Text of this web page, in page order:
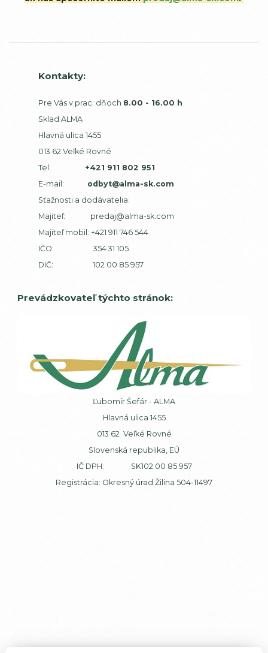
Kontakty:
Pre Vás v prac. dňoch 8.00 - 16.00 h
Sklad ALMA
Hlavná ulica 1455
013 62 Veľké Rovné
Tel:
+421 911 802 951
E-mail: odbyt@alma-sk.com
Sťažnosti a dodávatelia:
Majiteľ: predaj@alma-sk.com
Majiteľ mobil: +421 911 746 544
IČO: 354 31 105
DIČ: 102 00 85 957
Prevádzkovateľ týchto stránok:
Ľubomír Šefár - ALMA
Hlavná ulica 1455
013 62 Veľké Rovné
Slovenská republika, EÚ
IČ DPH: SK102 00 85 957
Registrácia: Okresný úrad Žilina 504-11497